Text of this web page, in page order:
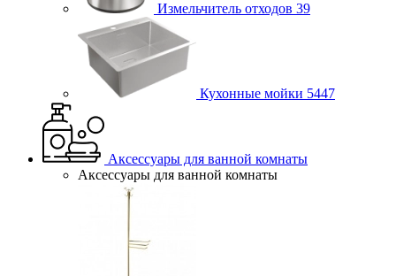
Измельчитель отходов 39
Кухонные мойки 5447
Аксессуары для ванной комнаты
Аксессуары для ванной комнаты